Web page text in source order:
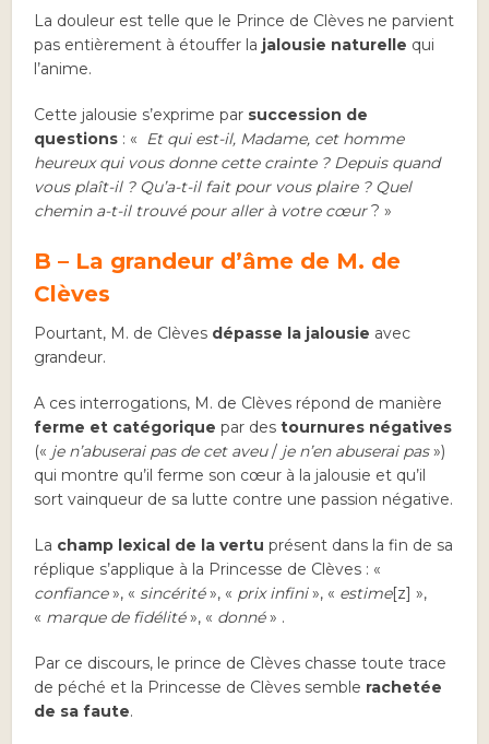
La douleur est telle que le Prince de Clèves ne parvient
pas entièrement à étouffer la jalousie naturelle qui
l’anime.
Cette jalousie s’exprime par succession de
questions : « Et qui est-il, Madame, cet homme
heureux qui vous donne cette crainte ? Depuis quand
vous plaît-il ? Qu’a-t-il fait pour vous plaire ? Quel
chemin a-t-il trouvé pour aller à votre cœur? »
B – La grandeur d’âme de M. de
Clèves
Pourtant, M. de Clèves dépasse la jalousie avec
grandeur.
A ces interrogations, M. de Clèves répond de manière
ferme et catégorique par destournures négatives
(« je n’abuserai pas de cet aveu/ je n’en abuserai pas»)
qui montre qu’il ferme son cœur à la jalousie et qu’il
sort vainqueur de sa lutte contre une passion négative.
La champ lexical de la vertu présent dans la fin de sa
réplique s’applique à la Princesse de Clèves : «
confiance», « sincérité», « prix infini», « estime[z] »,
« marque de fidélité», « donné» .
Par ce discours, le prince de Clèves chasse toute trace
de péché et la Princesse de Clèves semble rachetée
de sa faute.